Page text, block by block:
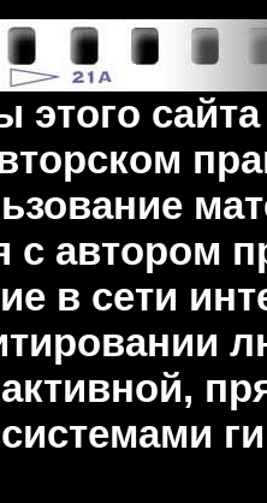
этого
с автором
в сети